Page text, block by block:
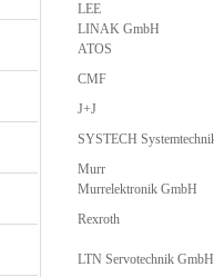
LEE
LINAK GmbH
ATOS
CMF
J+J
SYSTECH
Murr
Murrelektronik GmbH
Rexroth
LTN Servotechnik GmbH